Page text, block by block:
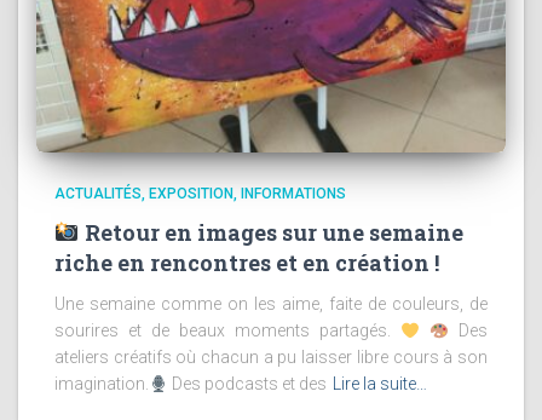
ACTUALITÉS EXPOSITION INFORMATIONS
Retour en images sur une semaine
riche en rencontres et en création !
Une semaine comme on les aime, faite de couleurs, de
sourires et de beaux moments partagés.
Des
ateliers créatifs où chacun a pu laisser libre cours à son
imagination.
Des podcasts et des Lire la suite…